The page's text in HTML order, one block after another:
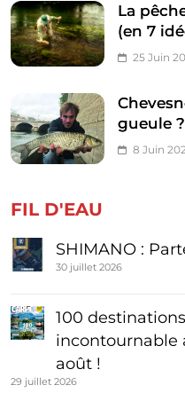
La
(en 7
25 Juin
gueule ?
8 Juin
FIL D'EAU
SHIMANO :
30 juillet 2026
100
incontournable
août !
29 juillet 2026